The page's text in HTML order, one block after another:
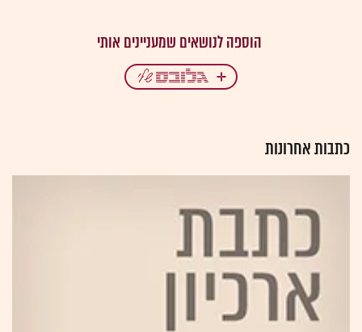
כתבות אחרונות